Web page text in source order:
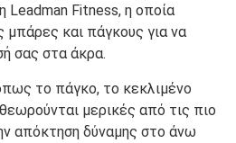
Leadman Fitness, η οποία
μπάρες και πάγκους για να
σας στα άκρα.
το πάγκο, το κεκλιμένο
μερικές από τις πιο
απόκτηση δύναμης στο άνω